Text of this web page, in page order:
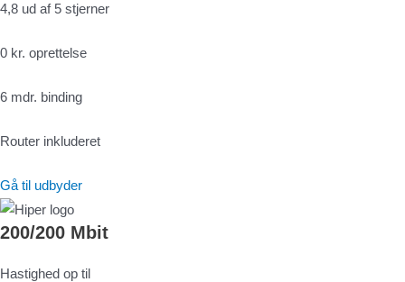
4,8 ud af 5 stjerner
0 kr. oprettelse
6 mdr. binding
Router inkluderet
Gå til udbyder
200/200 Mbit
Hastighed op til